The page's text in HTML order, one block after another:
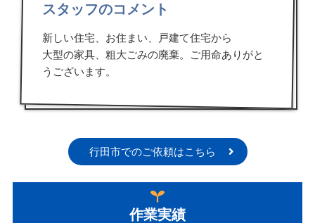
スタッフのコメント
新しい住宅、お住まい、戸建て住宅から
大型の家具、粗大ごみの廃棄。ご用命ありがと
うございます。
行田市でのご依頼はこちら
作業実績